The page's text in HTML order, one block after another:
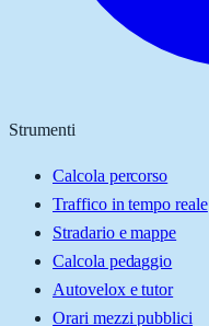
Strumenti
Calcola percorso
Traffico in tempo reale
Stradario e mappe
Calcola pedaggio
Autovelox e tutor
Orari mezzi pubblici